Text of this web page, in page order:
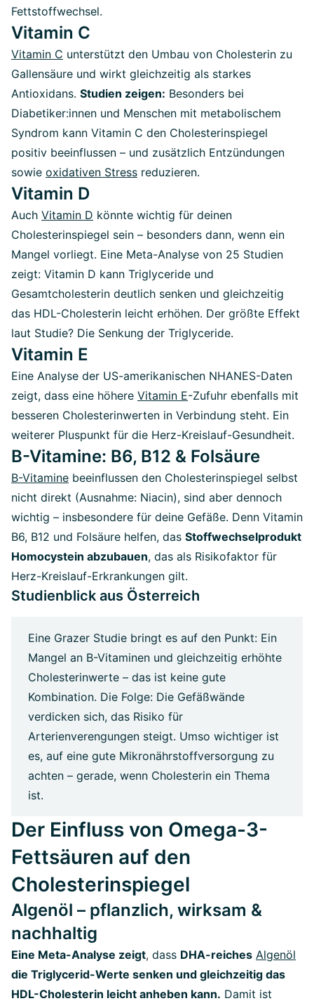
Fettstoffwechsel.
Vitamin C
Vitamin C unterstützt den Umbau von Cholesterin zu
Gallensäure und wirkt gleichzeitig als starkes
Antioxidans. Studien zeigen: Besonders bei
Diabetiker:innen und Menschen mit metabolischem
Syndrom kann Vitamin C den Cholesterinspiegel
positiv beeinflussen – und zusätzlich Entzündungen
sowie oxidativen Stress reduzieren.
Vitamin D
Auch Vitamin D könnte wichtig für deinen
Cholesterinspiegel sein – besonders dann, wenn ein
Mangel vorliegt. Eine Meta-Analyse von 25 Studien
zeigt: Vitamin D kann Triglyceride und
Gesamtcholesterin deutlich senken und gleichzeitig
das HDL-Cholesterin leicht erhöhen. Der größte Effekt
laut Studie? Die Senkung der Triglyceride.
Vitamin E
Eine Analyse der US-amerikanischen NHANES-Daten
zeigt, dass eine höhere Vitamin E-Zufuhr ebenfalls mit
besseren Cholesterinwerten in Verbindung steht. Ein
weiterer Pluspunkt für die Herz-Kreislauf-Gesundheit.
B-Vitamine: B6, B12 & Folsäure
B-Vitamine beeinflussen den Cholesterinspiegel selbst
nicht direkt (Ausnahme: Niacin), sind aber dennoch
wichtig – insbesondere für deine Gefäße. Denn Vitamin
B6, B12 und Folsäure helfen, das Stoffwechselprodukt
Homocystein abzubauen, das als Risikofaktor für
Herz-Kreislauf-Erkrankungen gilt.
Studienblick aus Österreich
Eine Grazer Studie bringt es auf den Punkt: Ein
Mangel an B-Vitaminen und gleichzeitig erhöhte
Cholesterinwerte – das ist keine gute
Kombination. Die Folge: Die Gefäßwände
verdicken sich, das Risiko für
Arterienverengungen steigt. Umso wichtiger ist
es, auf eine gute Mikronährstoffversorgung zu
achten – gerade, wenn Cholesterin ein Thema
ist.
Der Einfluss von Omega-3-
Fettsäuren auf den
Cholesterinspiegel
Algenöl – pflanzlich, wirksam &
nachhaltig
Eine Meta-Analyse zeigt, dass DHA-reiches Algenöl
die Triglycerid-Werte senken und gleichzeitig das
HDL-Cholesterin leicht anheben kann. Damit ist